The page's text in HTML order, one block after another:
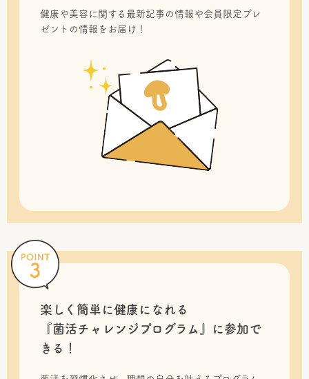
健康や美容に関する最新記事の情報や会員限定プレ
ゼントの情報をお届け！
楽しく簡単に健康になれる
『菌活チャレンジプログラム』に 参加で
きる！